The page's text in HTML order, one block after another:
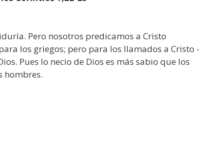
Pero nosotros predicamos a Cristo
los griegos; pero para los llamados a Cristo -
Pues lo necio de Dios es más sabio que los
hombres.